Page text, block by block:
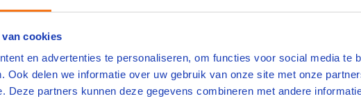
cookies
en advertenties te personaliseren, om functies voor social media te
Ook delen we informatie over uw gebruik van onze site met onze
Deze partners kunnen deze gegevens combineren met andere
situaties snel op en geeft deze door aan